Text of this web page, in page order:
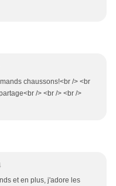
chaussons!<br /> <br
/> <br /> <br />
et en plus, j'adore les